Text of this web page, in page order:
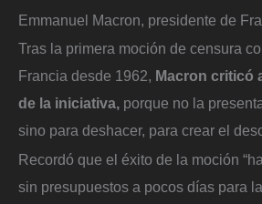
Emmanuel Macron, presidente de
Tras la primera moción de censura
Francia desde 1962, Macron criticó
de la iniciativa, porque no la
sino para deshacer, para crear el
Recordó que el éxito de la moción
sin presupuestos a pocos días para